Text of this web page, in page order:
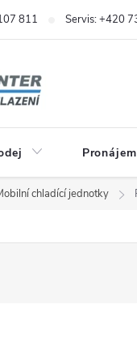
811 Servis: +420
Pronájem
chladící jednotky